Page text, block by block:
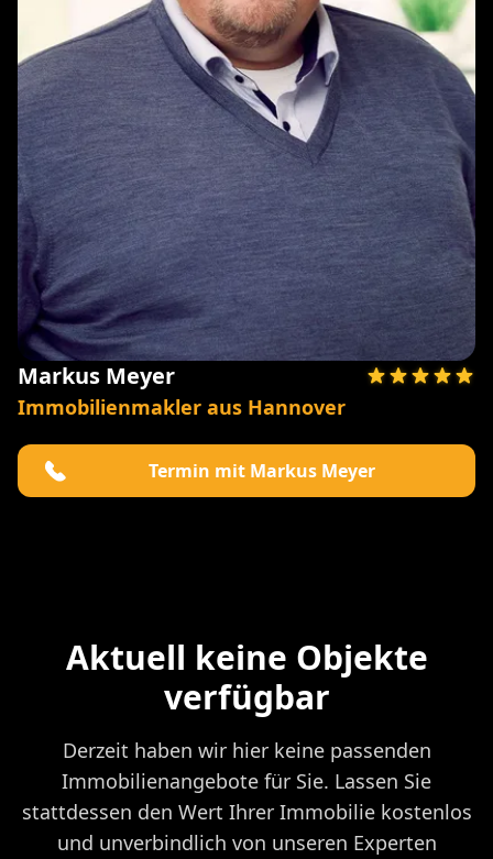
Markus Meyer
Immobilienmakler aus Hannover
Termin mit Markus Meyer
Aktuell keine Objekte
verfügbar
Derzeit haben wir hier keine passenden
Immobilienangebote für Sie. Lassen Sie
stattdessen den Wert Ihrer Immobilie kostenlos
und unverbindlich von unseren Experten